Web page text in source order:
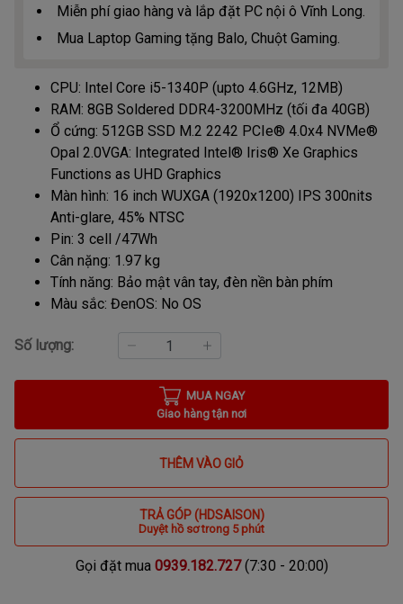
Miễn phí giao hàng và lắp đặt PC nội ô Vĩnh Long.
Mua Laptop Gaming tặng Balo, Chuột Gaming.
CPU: Intel Core i5-1340P (upto 4.6GHz, 12MB)
RAM: 8GB Soldered DDR4-3200MHz (tối đa 40GB)
Ổ cứng: 512GB SSD M.2 2242 PCIe® 4.0x4 NVMe®
Opal 2.0VGA: Integrated Intel® Iris® Xe Graphics
Functions as UHD Graphics
Màn hình: 16 inch WUXGA (1920x1200) IPS 300nits
Anti-glare, 45% NTSC
Pin: 3 cell /47Wh
Cân nặng: 1.97 kg
Tính năng: Bảo mật vân tay, đèn nền bàn phím
Màu sắc: ĐenOS: No OS
Số lượng:
MUA NGAY
Giao hàng tận nơi
THÊM VÀO GIỎ
TRẢ GÓP (HDSAISON)
Duyệt hồ sơ trong 5 phút
Gọi đặt mua 0939.182.727(7:30 - 20:00)